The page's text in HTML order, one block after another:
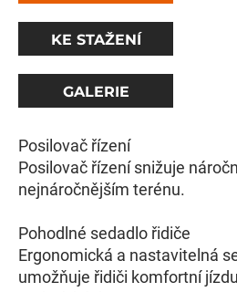
KE STAŽENÍ
GALERIE
Posilovač řízení
Posilovač řízení snižuje
nejnáročnějším terénu.
Pohodlné sedadlo řidiče
Ergonomická a nastavitelná
umožňuje řidiči komfortní